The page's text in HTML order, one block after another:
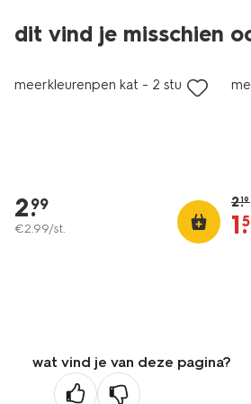
dit vind je misschien
meerkleurenpen kat - 2 stuks
2.
99
€2.99/st.
2.19
1.
wat vind je van deze pagina?